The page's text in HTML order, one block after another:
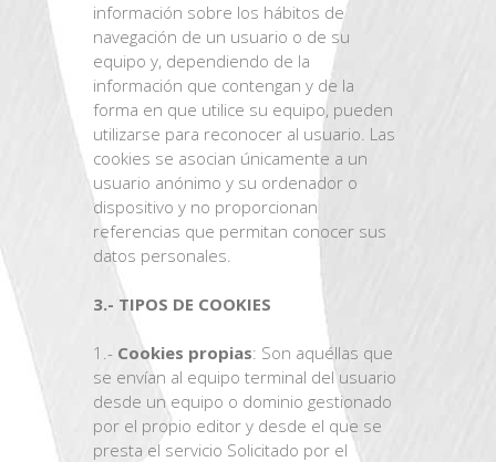
información sobre los hábitos de
navegación de un usuario o de su
equipo y, dependiendo de la
información que contengan y de la
forma en que utilice su equipo, pueden
utilizarse para reconocer al usuario. Las
cookies se asocian únicamente a un
usuario anónimo y su ordenador o
dispositivo y no proporcionan
referencias que permitan conocer sus
datos personales.
3.- TIPOS DE COOKIES
1.- Cookies propias: Son aquéllas que
se envían al equipo terminal del usuario
desde un equipo o dominio gestionado
por el propio editor y desde el que se
presta el servicio Solicitado por el